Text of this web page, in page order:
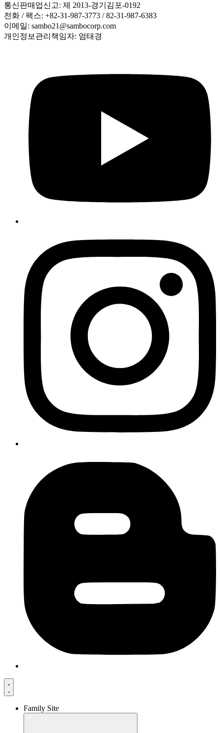
통신판매업신고: 제 2013-경기김포-0192
전화 / 팩스: +82-31-987-3773 / 82-31-987-6383
이메일: sambo21@sambocorp.com
개인정보관리책임자: 엄태경
Family Site